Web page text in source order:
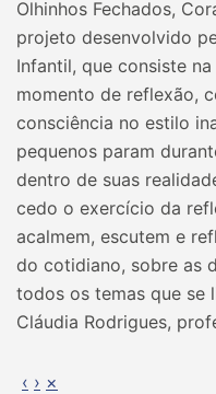
Olhinhos Fechados,
projeto desenvolvido
Infantil, que consiste
momento de reflexão,
consciência no estilo
pequenos param
dentro de suas
cedo o exercício da
acalmem, escutem e
do cotidiano, sobre as
todos os temas que se
Cláudia Rodrigues,
‹ › ×